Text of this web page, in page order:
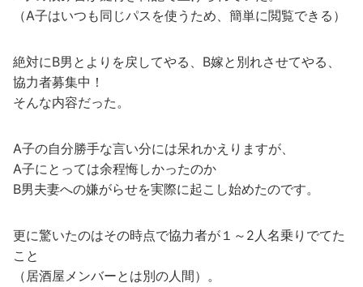
（A子はいつも同じパスを使うため、簡単に閲覧できる）
絶対にB男とよりを戻してやる、B嫁と別れさせてやる、
協力者募集中！
そんな内容だった。
A子の自分勝手な言い分には呆れかえりますが、
A子にとっては余程悔しかったのか
B男夫妻への嫌がらせを実際に起こし始めたのです。
更に驚いたのはその時点で協力者が１～2人名乗りでてた
こと
（居酒屋メンバーとは別の人間）。